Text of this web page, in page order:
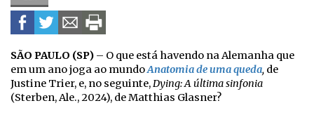
SÃO PAULO (SP) – O que está havendo na Alemanha que
em um ano joga ao mundoAnatomia de uma queda, de
Justine Trier, e, no seguinte,Dying: A última sinfonia
(Sterben, Ale., 2024), de Matthias Glasner?